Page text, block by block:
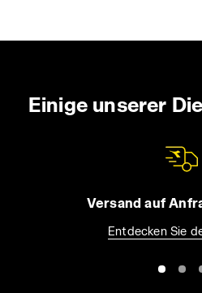
anklicken.
Einige unserer
Versand auf
Entdecken Sie